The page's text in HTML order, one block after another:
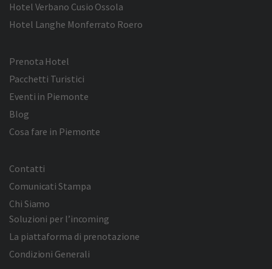
Hotel Verbano Cusio Ossola
Hotel Langhe Monferrato Roero
Prenota Hotel
Pacchetti Turistici
Eventi in Piemonte
Blog
Cosa fare in Piemonte
Contatti
Comunicati Stampa
Chi Siamo
Soluzioni per l’incoming
La piattaforma di prenotazione
Condizioni Generali